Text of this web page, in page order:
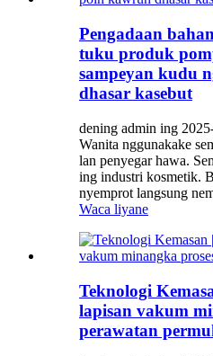
Pengadaan
tuku produk
sampeyan kudu
dhasar kasebut
dening admin ing
Wanita nggunakake
lan penyegar hawa.
ing industri kosmetik.
nyemprot langsung
Waca liyane
Teknologi
lapisan vakum
perawatan